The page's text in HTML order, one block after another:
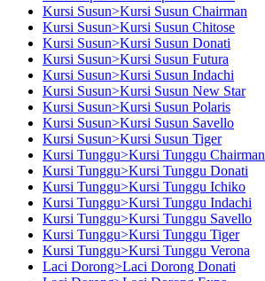
Kursi Susun>Kursi Susun Chairman
Kursi Susun>Kursi Susun Chitose
Kursi Susun>Kursi Susun Donati
Kursi Susun>Kursi Susun Futura
Kursi Susun>Kursi Susun Indachi
Kursi Susun>Kursi Susun New Star
Kursi Susun>Kursi Susun Polaris
Kursi Susun>Kursi Susun Savello
Kursi Susun>Kursi Susun Tiger
Kursi Tunggu>Kursi Tunggu Chairman
Kursi Tunggu>Kursi Tunggu Donati
Kursi Tunggu>Kursi Tunggu Ichiko
Kursi Tunggu>Kursi Tunggu Indachi
Kursi Tunggu>Kursi Tunggu Savello
Kursi Tunggu>Kursi Tunggu Tiger
Kursi Tunggu>Kursi Tunggu Verona
Laci Dorong>Laci Dorong Donati